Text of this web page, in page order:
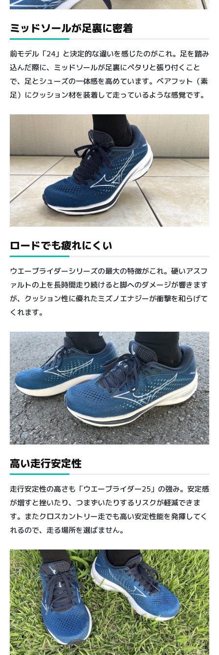
ミッドソールが足裏に密着
前モデル「24」と決定的な違いを感じたのがこれ。足を踏み
込んだ際に、ミッドソールが足裏にペタリと張り付くこと
で、足とシューズの一体感を高めています。ベアフット（素
足）にクッション材を装着して走っているような感覚です。
ロードでも疲れにくい
ウエーブライダーシリーズの最大の特徴がこれ。硬いアスフ
ァルトの上を長時間走り続けると脚へのダメージが響きます
が、クッション性に優れたミズノエナジーが衝撃を和らげて
くれます。
高い走行安定性
走行安定性の高さも「ウエーブライダー25」の強み。安定感
が増すと挫いたり、つまずいたりするリスクが軽減できま
す。またクロスカントリー走でも高い安定性能を発揮してく
れるので、走る場所を選ばません。